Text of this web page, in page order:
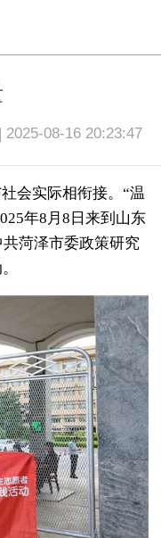
2025-08-16 20:23:47
会实际相衔接。“温
年8月8日来到山东
菏泽市委政策研究